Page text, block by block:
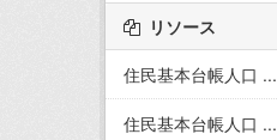
リソース
住民基本台帳人口 ...
住民基本台帳人口 ...